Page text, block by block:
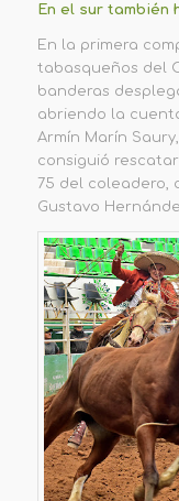
En el sur también
En la primera
tabasqueños del
banderas
abriendo la
Armín Marín Saury
consiguió
75 del coleadero,
Gustavo